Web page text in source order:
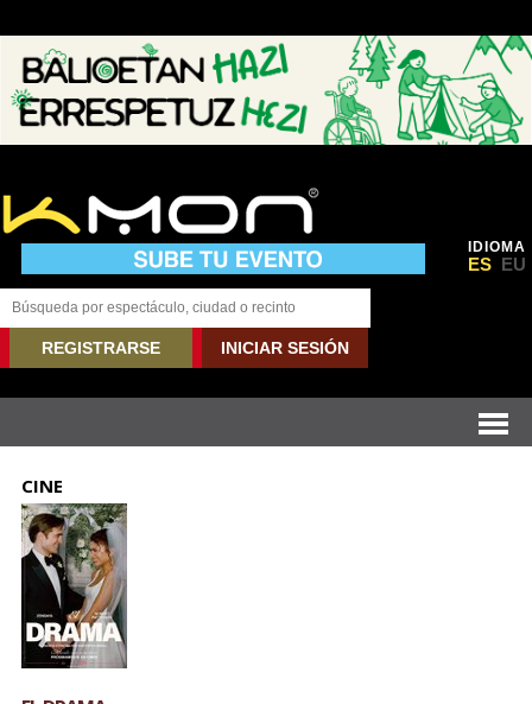
IDIOMA
ES EU
REGISTRARSE INICIAR SESIÓN
CINE